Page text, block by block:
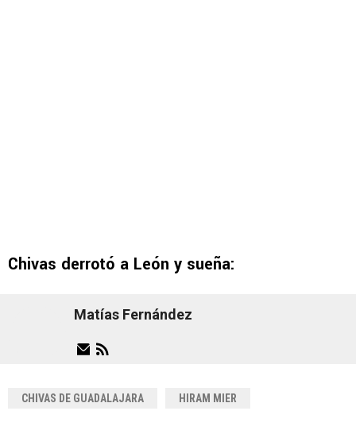
Chivas derrotó a León y sueña:
Matías Fernández
CHIVAS DE GUADALAJARA HIRAM MIER